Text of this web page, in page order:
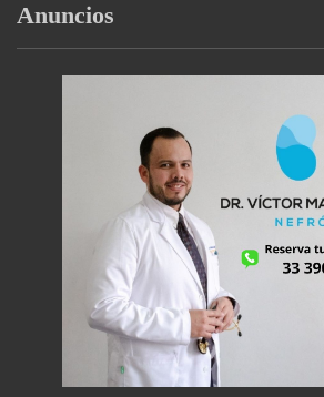
Anuncios